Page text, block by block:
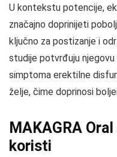
U kontekstu potencije,
značajno doprinijeti
ključno za postizanje i
studije potvrđuju
simptoma erektilne
želje, čime doprinosi
MAKAGRA
koristi